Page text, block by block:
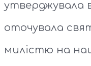
утверджувала
оточувала
милістю на